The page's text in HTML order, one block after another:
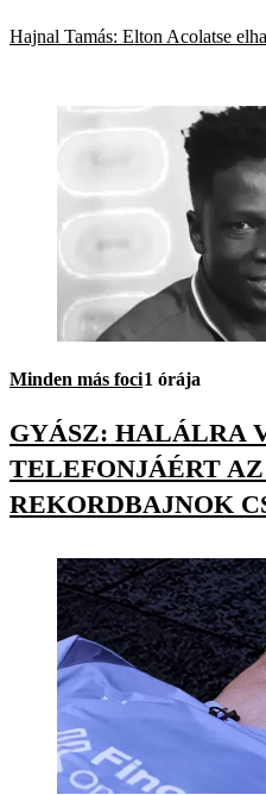
Hajnal Tamás: Elton Acolatse
Minden más foci1 órája
GYÁSZ: HALÁLRA
TELEFONJÁÉRT
REKORDBAJNOK